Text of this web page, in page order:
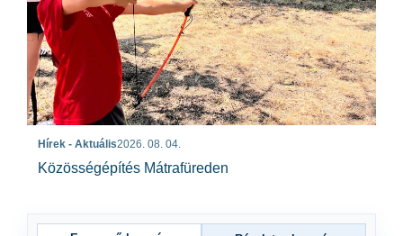
Hírek - Aktuális2026. 08. 04.
Közösségépítés Mátrafüreden